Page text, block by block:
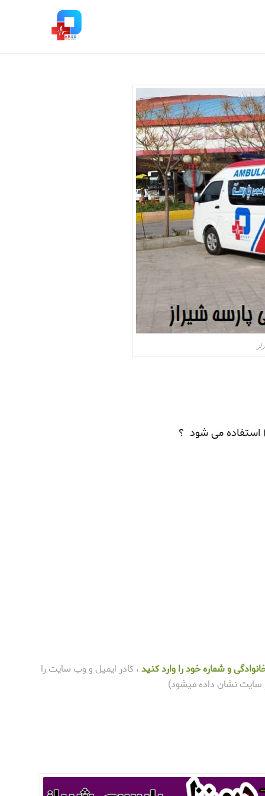
استفاده می شود ؟
و شماره خود را وارد کنید، کادر ایمیل و وب سایت را
سایت نشان داده میشود)